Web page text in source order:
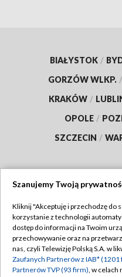
BIAŁYSTOK /
GORZÓW WLKP. /
KRAKÓW /
OPOLE /
SZCZECIN /
Abonament TVP
Emisja w TVP
Szanujemy Twoją
Kliknij "Akceptuję i przechodzę do
korzystanie z technologii
dostęp do informacji na Twoim
przechowywanie oraz na
nas, czyli Telewizję Polską S.A. w
Zaufanych Partnerów z IAB* (1201
Partnerów TVP (93 firm), w celach